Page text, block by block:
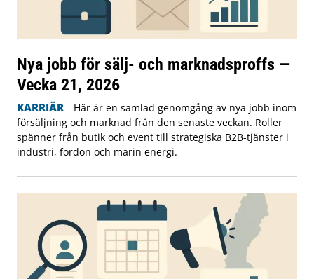
Nya jobb för sälj- och marknadsproffs —
Vecka 21, 2026
KARRIÄR
Här är en samlad genomgång av nya jobb inom
försäljning och marknad från den senaste veckan. Roller
spänner från butik och event till strategiska B2B-tjänster i
industri, fordon och marin energi.